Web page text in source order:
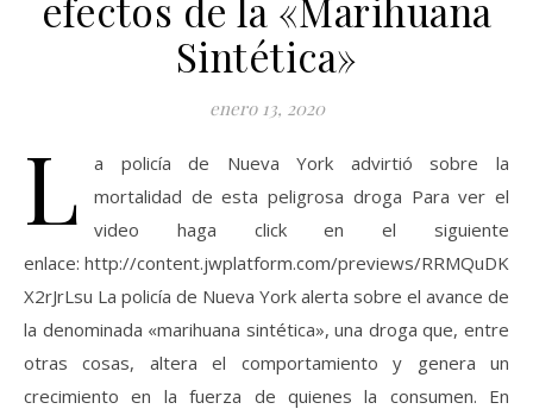
efectos de la «Marihuana
Sintética»
enero 13, 2020
L
a policía de Nueva York advirtió sobre la
mortalidad de esta peligrosa droga Para ver el
video haga click en el siguiente
enlace: http://content.jwplatform.com/previews/RRMQuDKR-
X2rJrLsu La policía de Nueva York alerta sobre el avance de
la denominada «marihuana sintética», una droga que, entre
otras cosas, altera el comportamiento y genera un
crecimiento en la fuerza de quienes la consumen. En